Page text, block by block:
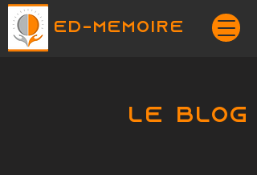
ED-MEMOIRE
Le blog